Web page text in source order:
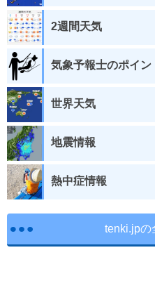
2週間天気
気象予報士のポイン
世界天気
地震情報
熱中症情報
tenki.jpの